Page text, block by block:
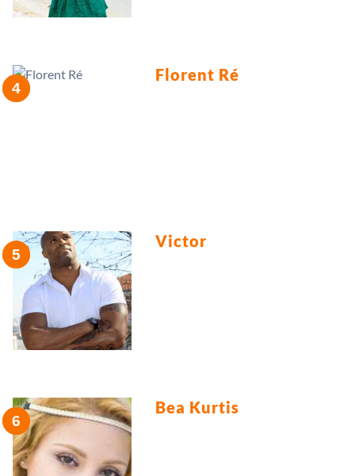
Florent Ré
Victor
Bea Kurtis